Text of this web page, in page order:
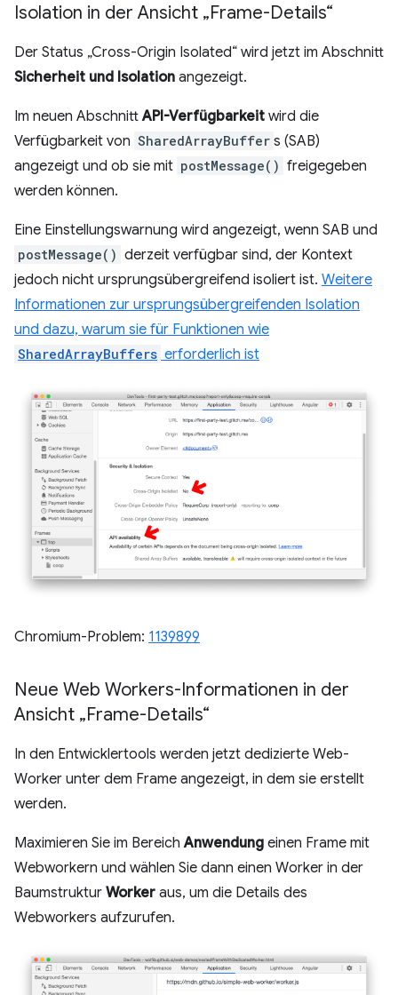
Isolation in der Ansicht „Frame-Details“
Der Status „Cross-Origin Isolated“ wird jetzt im Abschnitt
Sicherheit und Isolation angezeigt.
Im neuen AbschnittAPI-Verfügbarkeit wird die
Verfügbarkeit von SharedArrayBuffer s (SAB)
angezeigt und ob sie mit postMessage() freigegeben
werden können.
Eine Einstellungswarnung wird angezeigt, wenn SAB und
postMessage() derzeit verfügbar sind, der Kontext
jedoch nicht ursprungsübergreifend isoliert ist. Weitere
Informationen zur ursprungsübergreifenden Isolation
und dazu, warum sie für Funktionen wie
SharedArrayBuffers erforderlich ist
Chromium-Problem: 1139899
Neue Web Workers-Informationen in der
Ansicht „Frame-Details“
In den Entwicklertools werden jetzt dedizierte Web-
Worker unter dem Frame angezeigt, in dem sie erstellt
werden.
Maximieren Sie im BereichAnwendung einen Frame mit
Webworkern und wählen Sie dann einen Worker in der
Baumstruktur Worker aus, um die Details des
Webworkers aufzurufen.